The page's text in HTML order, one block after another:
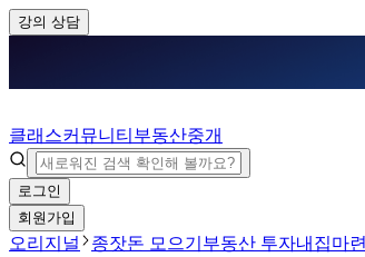
강의 상담
클래스커뮤니티 부동산중개
로그인
회원가입
오리지널 종잣돈 모으기 부동산 투자내집마련